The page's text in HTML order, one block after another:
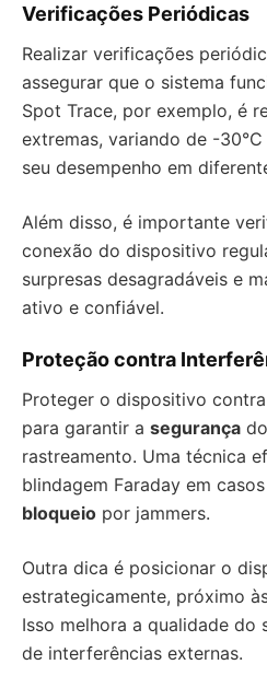
Verificações Periódicas
Realizar verificações
assegurar que o sistema
Spot Trace, por exemplo, é
extremas, variando de -
seu desempenho em
Além disso, é importante
conexão do dispositivo
surpresas desagradáveis e
ativo e confiável.
Proteção contra
Proteger o dispositivo
para garantir a segurança
rastreamento. Uma técnica
blindagem Faraday em
bloqueio por jammers.
Outra dica é posicionar o
estrategicamente, próximo
Isso melhora a qualidade do
de interferências externas.